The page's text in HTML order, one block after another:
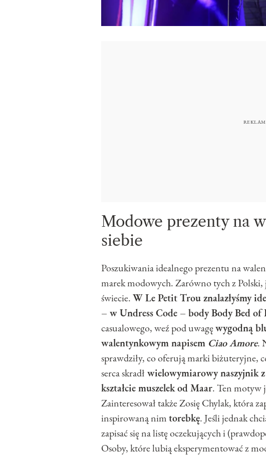
Modowe prezenty na
siebie
Poszukiwania idealnego prezentu na
marek modowych. Zarówno tych z Polski,
świecie.W Le Petit Trou znalazłyśmy
– w Undress Code – body Body Bed of
casualowego, weź pod uwagęwygodną
walentynkowym napisem Ciao Amore.
sprawdziły, co oferują marki biżuteryjne,
serca skradł wielowymiarowy naszyjnik
kształcie muszelek od Maar. Ten motyw
Zainteresował także Zosię Chylak, która
inspirowaną nimtorebkę. Jeśli jednak
zapisać się na listę oczekujących i
Osoby, które lubią eksperymentować z